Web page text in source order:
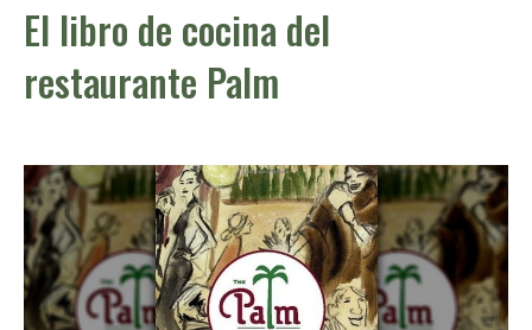
El libro de cocina del
restaurante Palm